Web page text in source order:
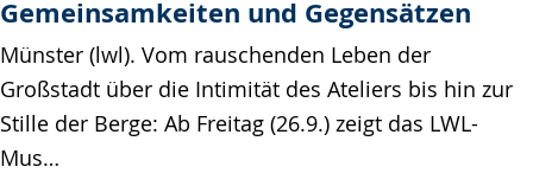
Gemeinsamkeiten und Gegensätzen
Münster (lwl). Vom rauschenden Leben der
Großstadt über die Intimität des Ateliers bis hin zur
Stille der Berge: Ab Freitag (26.9.) zeigt das LWL-
Mus…